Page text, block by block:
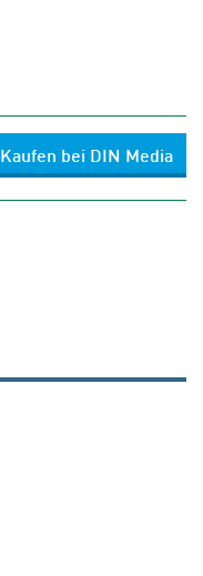
Kaufen bei DIN Media